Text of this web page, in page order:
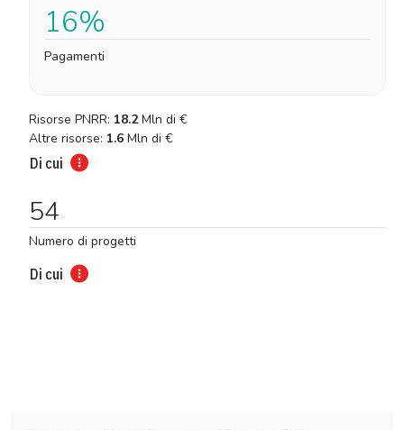
16%
Pagamenti
Risorse PNRR: 18.2 Mln di €
Altre risorse: 1.6 Mln di €
Di cui
54
Numero di progetti
Di cui